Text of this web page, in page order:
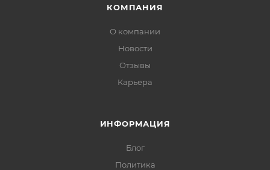
КОМПАНИЯ
О компании
Новости
Отзывы
Карьера
ИНФОРМАЦИЯ
Блог
Политика